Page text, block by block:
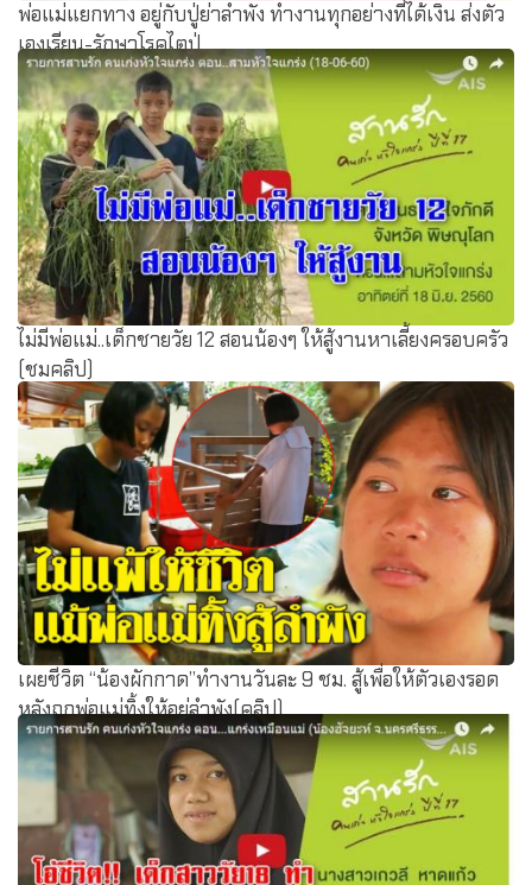
พ่อแม่แยกทาง อยู่กับปู่ย่าลำพัง ทำงานทุกอย่างที่ได้เงิน ส่งตัว
เองเรียน-รักษาโรคไตปู่
ไม่มีพ่อแม่..เด็กชายวัย 12 สอนน้องๆ ให้สู้งานหาเลี้ยงครอบครัว
(ชมคลิป)
เผยชีวิต “น้องผักกาด”ทำงานวันละ 9 ชม. สู้เพื่อให้ตัวเองรอด
หลังถูกพ่อแม่ทิ้งให้อยู่ลำพัง(คลิป)